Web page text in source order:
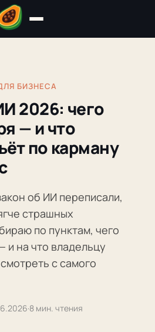
БИЗНЕСА
2026: чего
— и что
по карману
об ИИ переписали,
страшных
по пунктам, чего
и на что владельцу
с самого
·8 мин. чтения